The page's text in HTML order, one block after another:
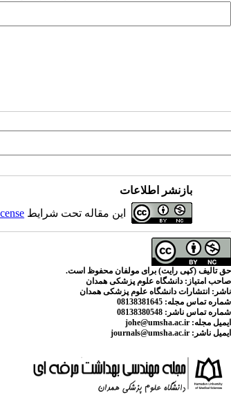
بازنشر اطلاعات
این مقاله تحت شرایط
حق تالیف (کپی رایت) برای مولفان محفوظ است.
صاحب امتیاز: دانشگاه علوم پزشکی همدان
ناشر: انتشارات دانشگاه علوم پزشکی همدان
شماره تماس مجله: 08138381645
شماره تماس ناشر:
ایمیل مجله:
ایمیل ناشر: